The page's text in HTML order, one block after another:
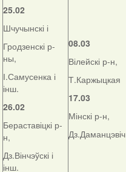
25.02
Шчучынскі і
Гродзенскі р-
ны,
І.Самусенка і
інш.
26.02
Бераставіцкі р-
н,
Дз.Вінчэўскі і
інш.
08.03
Вілейскі р-н,
Т.Каржыцкая
17.03
Мінскі р-н,
Дз.Даманцэвіч